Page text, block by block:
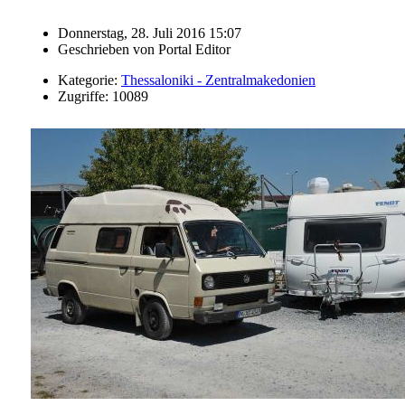
Donnerstag, 28. Juli 2016 15:07
Geschrieben von Portal Editor
Kategorie: Thessaloniki - Zentralmakedonien
Zugriffe: 10089